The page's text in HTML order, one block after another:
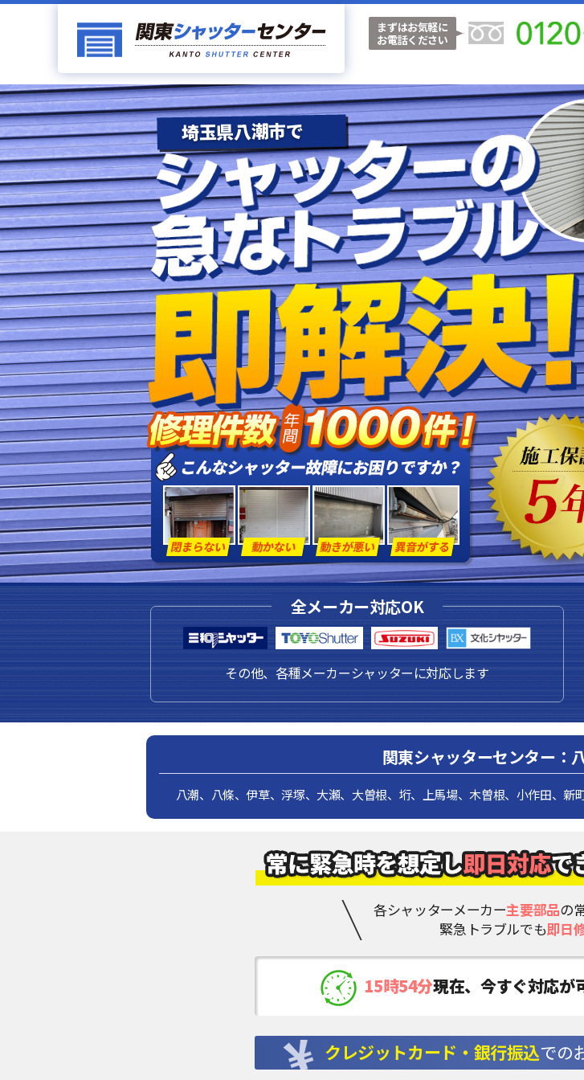
まずはお気軽に
お電話ください
埼玉県八潮市で
全メーカー対応OK
その他、各種メーカーシャッターに対応します
関東シャッターセンター：
八潮、八條、伊草、浮塚、大瀬、大曽根、垳、上馬場、木曽根、小作田、
各シャッターメーカー主要部品の
緊急トラブルでも即日
15時54分現在、 今すぐ対応が
クレジットカード・銀行振込での